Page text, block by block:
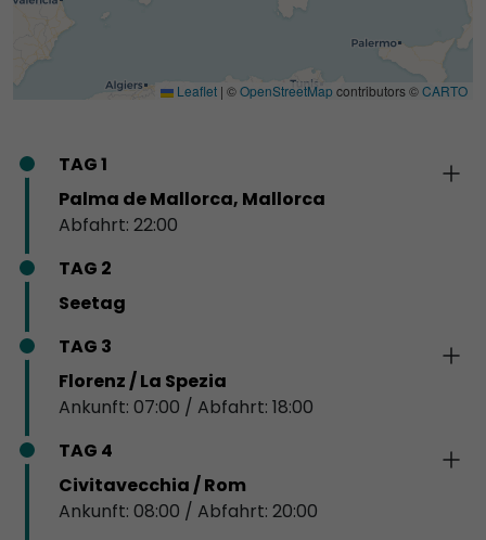
Leaflet | ©OpenStreetMap contributors ©CARTO
TAG 1
Palma de Mallorca, Mallorca
Abfahrt: 22:00
TAG 2
Seetag
TAG 3
Florenz / La Spezia
Ankunft: 07:00 / Abfahrt: 18:00
TAG 4
Civitavecchia / Rom
Ankunft: 08:00 / Abfahrt: 20:00